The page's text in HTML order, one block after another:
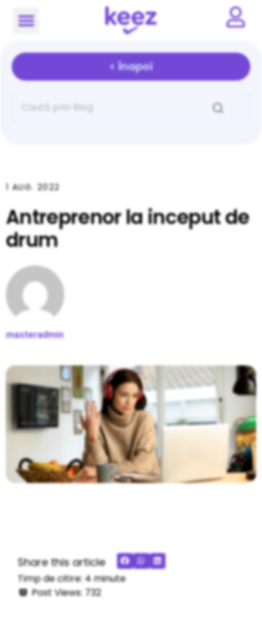
< Înapoi
1 AUG. 2022
Antreprenor la inceput de
drum
masteradmin
Share this article
Timp de citire: 4minute
Post Views: 732